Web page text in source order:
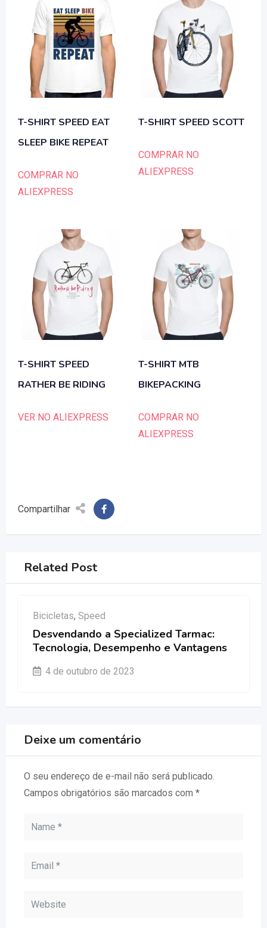
T-SHIRT SPEED EAT
SLEEP BIKE REPEAT
COMPRAR NO
ALIEXPRESS
T-SHIRT SPEED SCOTT
COMPRAR NO
ALIEXPRESS
T-SHIRT SPEED
RATHER BE RIDING
VER NO ALIEXPRESS
T-SHIRT MTB
BIKEPACKING
COMPRAR NO
ALIEXPRESS
Compartilhar
Related Post
Bicicletas, Speed
Desvendando a Specialized Tarmac:
Tecnologia, Desempenho e Vantagens
4 de outubro de 2023
Deixe um comentário
O seu endereço de e-mail não será publicado.
Campos obrigatórios são marcados com *